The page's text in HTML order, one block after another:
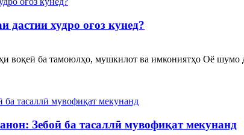
дастии худро оғоз кунед?
воқеӣ ба тамоюлҳо, мушкилот ва имкониятҳо Оё шумо
Зебоӣ ба тасаллӣ мувофиқат мекунанд